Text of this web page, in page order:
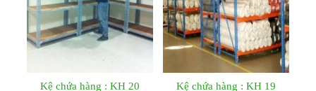
Kệ chứa hàng : KH 20 Kệ chứa hàng : KH 19